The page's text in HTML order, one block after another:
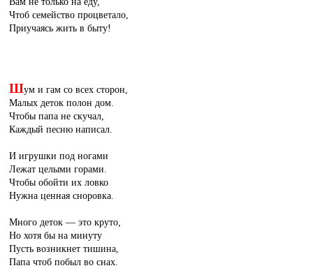
Чтоб семейство процветало,
Приучаясь жить в быту!
Шум и гам со всех сторон,
Малых деток полон дом.
Чтобы папа не скучал,
Каждый песню написал.
И игрушки под ногами
Лежат целыми горами.
Чтобы обойти их ловко
Нужна ценная сноровка.
Много деток — это круто,
Но хотя бы на минуту
Пусть возникнет тишина,
Папа чтоб побыл во снах.